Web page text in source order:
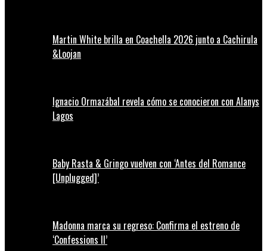
Martin White brilla en Coachella 2026 junto a Cachirula
&Loojan
Ignacio Ormazábal revela cómo se conocieron con Alanys
Lagos
Baby Rasta & Gringo vuelven con ‘Antes del Romance
[Unplugged]’
Madonna marca su regreso: Confirma el estreno de
‘Confessions II’